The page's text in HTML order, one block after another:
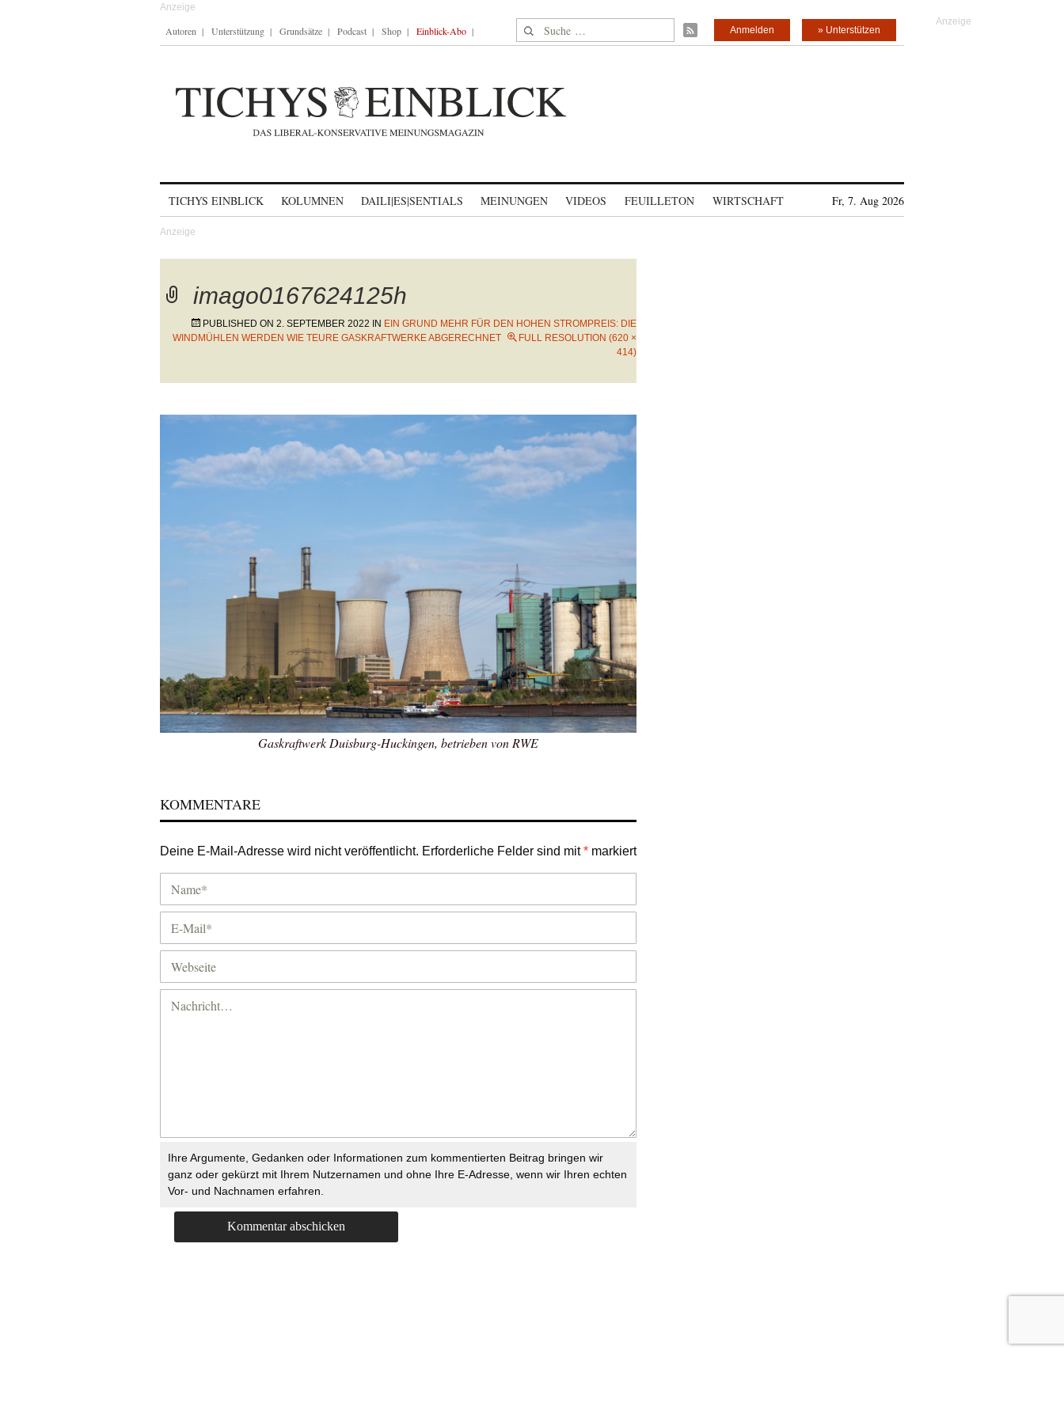
Autoren Unterstützung Grundsätze Podcast Shop Einblick-Abo Suche nach: » Unterstützen
Anmelden
TICHYS EINBLICK KOLUMNEN DAILI|ES|SENTIALS MEINUNGEN VIDEOS FEUILLETON WIRTSCHAFT Fr, 7. Aug 2026
imago0167624125h
PUBLISHED ON 2. SEPTEMBER 2022 IN EIN GRUND MEHR FÜR DEN HOHEN STROMPREIS: DIE
WINDMÜHLEN WERDEN WIE TEURE GASKRAFTWERKE ABGERECHNET
FULL RESOLUTION (620 ×
414)
Gaskraftwerk Duisburg-Huckingen, betrieben von RWE
KOMMENTARE
Deine E-Mail-Adresse wird nicht veröffentlicht. Erforderliche Felder sind mit* markiert
Ihre Argumente, Gedanken oder Informationen zum kommentierten Beitrag bringen wir
ganz oder gekürzt mit Ihrem Nutzernamen und ohne Ihre E-Adresse, wenn wir Ihren echten
Vor- und Nachnamen erfahren.